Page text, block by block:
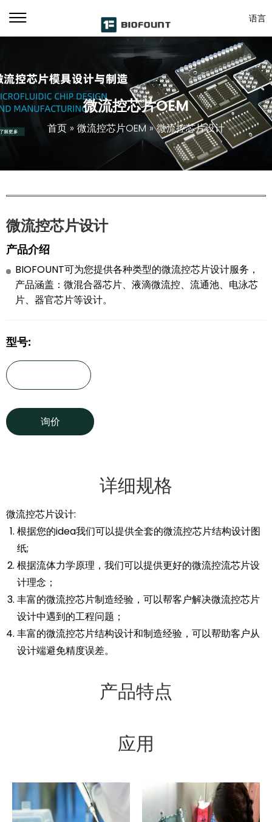
语言
微流控芯片OEM
首页 » 微流控芯片OEM » 微流控芯片设计
微流控芯片设计
产品介绍
BIOFOUNT可为您提供各种类型的微流控芯片设计服务，
产品涵盖：微混合器芯片、液滴微流控、流通池、电泳芯
片、器官芯片等设计。
型号:
询价
详细规格
微流控芯片设计:
根据您的idea我们可以提供全套的微流控芯片结构设计图
纸;
根据流体力学原理，我们可以提供更好的微流控流芯片设
计理念；
丰富的微流控芯片制造经验，可以帮客户解决微流控芯片
设计中遇到的工程问题；
丰富的微流控芯片结构设计和制造经验，可以帮助客户从
设计端避免精度误差。
产品特点
应用